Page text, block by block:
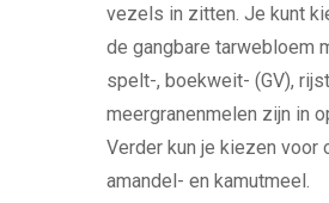
vezels in zitten. Je kunt
de gangbare tarwebloem
spelt-, boekweit- (GV),
meergranenmelen zijn in
Verder kun je kiezen voor
amandel- en kamutmeel.